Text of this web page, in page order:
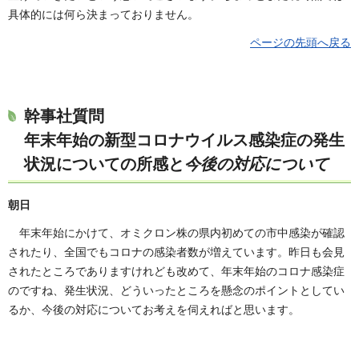
具体的には何ら決まっておりません。
ページの先頭へ戻る
幹事社質問
年末年始の新型コロナウイルス感染症の発生
状況についての所感と 今後の対応について
朝日
年末年始にかけて、オミクロン株の県内初めての市中感染が確認
されたり、全国でもコロナの感染者数が増えています。昨日も会見
されたところでありますけれども改めて、年末年始のコロナ感染症
のですね、発生状況、どういったところを懸念のポイントとしてい
るか、今後の対応についてお考えを伺えればと思います。